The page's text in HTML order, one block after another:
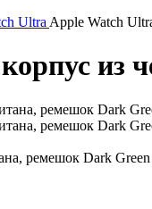
Ultra Apple Watch
из
ремешок Dark